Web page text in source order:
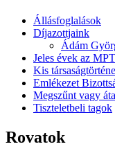
Állásfoglalások
Díjazottjaink
Ádám
Jeles évek az
Kis
Emlékezet
Megszűnt vagy
Tiszteletbeli tagok
Rovatok